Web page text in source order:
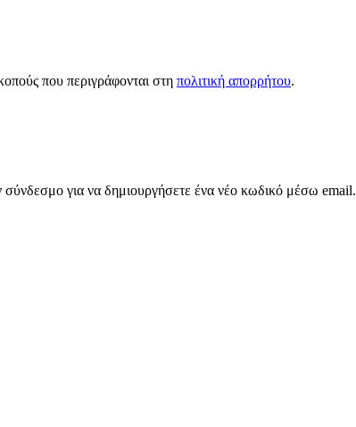
που περιγράφονται στη πολιτική απορρήτου.
για να δημιουργήσετε ένα νέο κωδικό μέσω email.